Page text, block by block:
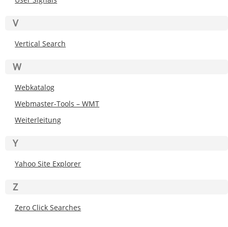
V
Vertical Search
W
Webkatalog
Webmaster-Tools – WMT
Weiterleitung
Y
Yahoo Site Explorer
Z
Zero Click Searches